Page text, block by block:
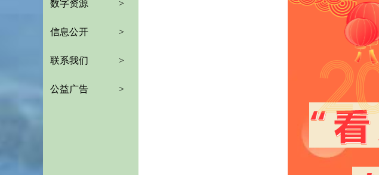
数字资源 >
信息公开 >
联系我们 >
公益广告 >